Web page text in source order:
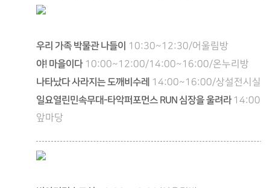
우리 가족 박물관 나들이 10:30~12:30/어울림방
야! 마을이다 10:00~12:00/14:00~16:00/온누리방
나타났다 사라지는 도깨비수레 14:00~16:00/상설전시실
일요열린민속무대-타악퍼포먼스 RUN 심장을 울려라
앞마당